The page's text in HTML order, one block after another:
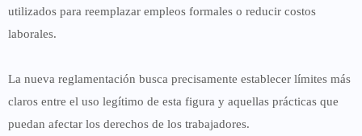
utilizados para reemplazar empleos formales o reducir costos
laborales.
La nueva reglamentación busca precisamente establecer límites más
claros entre el uso legítimo de esta figura y aquellas prácticas que
puedan afectar los derechos de los trabajadores.